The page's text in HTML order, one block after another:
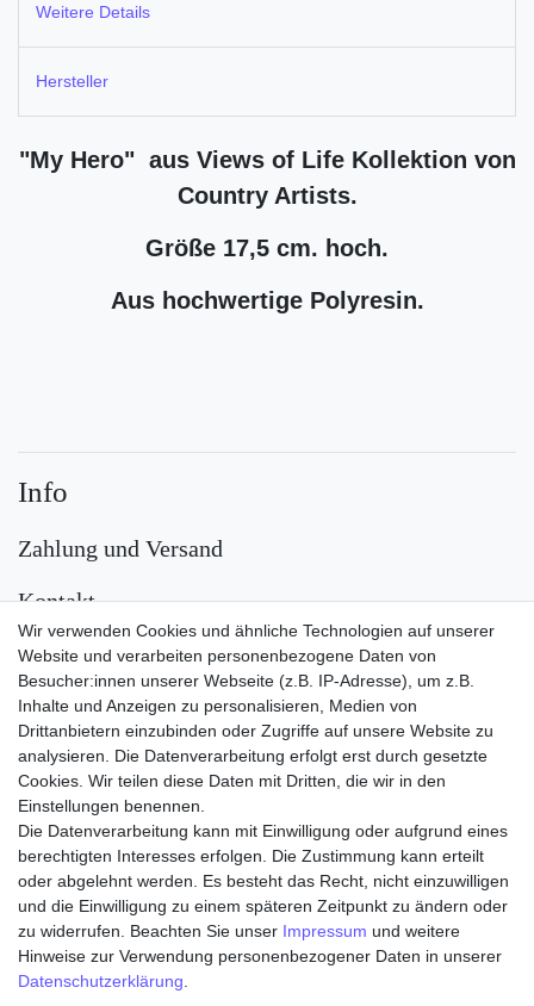
Weitere Details
Hersteller
"My Hero" aus Views of Life Kollektion von
Country Artists.
Größe 17,5 cm. hoch.
Aus hochwertige Polyresin.
Wir verwenden Cookies und ähnliche Technologien auf unserer
Website und verarbeiten personenbezogene Daten von
Besucher:innen unserer Webseite (z.B. IP-Adresse), um z.B.
Inhalte und Anzeigen zu personalisieren, Medien von
Drittanbietern einzubinden oder Zugriffe auf unsere Website zu
analysieren. Die Datenverarbeitung erfolgt erst durch gesetzte
Cookies. Wir teilen diese Daten mit Dritten, die wir in den
Einstellungen benennen.
Die Datenverarbeitung kann mit Einwilligung oder aufgrund eines
berechtigten Interesses erfolgen. Die Zustimmung kann erteilt
oder abgelehnt werden. Es besteht das Recht, nicht einzuwilligen
und die Einwilligung zu einem späteren Zeitpunkt zu ändern oder
zu widerrufen. Beachten Sie unser Impressum und weitere
Hinweise zur Verwendung personenbezogener Daten in unserer
Daten­schutz­erklärung
Info
Zahlung und Versand
Kontakt
Versand
Zahlungsarten